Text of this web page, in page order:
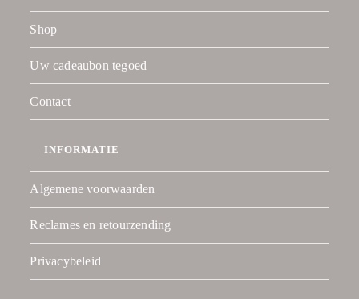
Shop
Uw cadeaubon tegoed
Contact
INFORMATIE
Algemene voorwaarden
Reclames en retourzending
Privacybeleid